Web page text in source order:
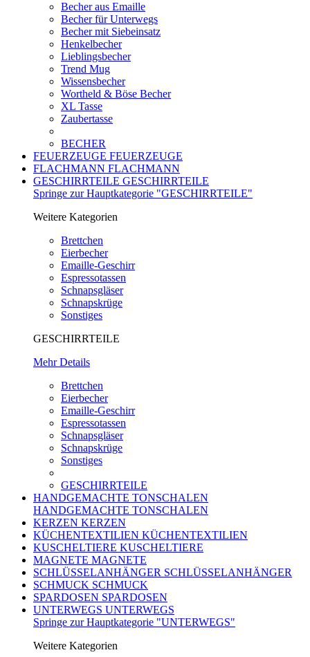
Becher aus Emaille
Becher für Unterwegs
Becher mit Siebeinsatz
Henkelbecher
Lieblingsbecher
Trend Mug
Wissensbecher
Wortheld & Böse Becher
XL Tasse
Zaubertasse
BECHER
FEUERZEUGE FEUERZEUGE
FLACHMANN FLACHMANN
GESCHIRRTEILE GESCHIRRTEILE
Springe zur Hauptkategorie "GESCHIRRTEILE"
Weitere Kategorien
Brettchen
Eierbecher
Emaille-Geschirr
Espressotassen
Schnapsgläser
Schnapskrüge
Sonstiges
GESCHIRRTEILE
Mehr Details
Brettchen
Eierbecher
Emaille-Geschirr
Espressotassen
Schnapsgläser
Schnapskrüge
Sonstiges
GESCHIRRTEILE
HANDGEMACHTE TONSCHALEN
HANDGEMACHTE TONSCHALEN
KERZEN KERZEN
KÜCHENTEXTILIEN KÜCHENTEXTILIEN
KUSCHELTIERE KUSCHELTIERE
MAGNETE MAGNETE
SCHLÜSSELANHÄNGER SCHLÜSSELANHÄNGER
SCHMUCK SCHMUCK
SPARDOSEN SPARDOSEN
UNTERWEGS UNTERWEGS
Springe zur Hauptkategorie "UNTERWEGS"
Weitere Kategorien